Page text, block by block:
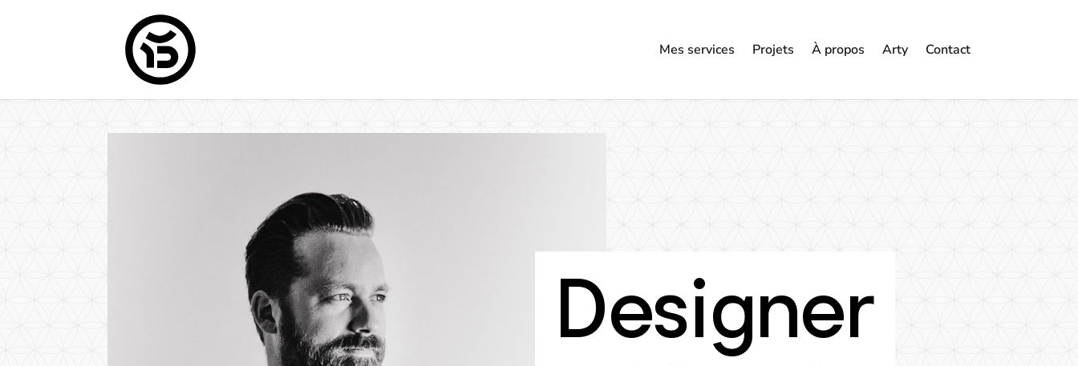
Mes services Projets À propos Arty Contact
Designer